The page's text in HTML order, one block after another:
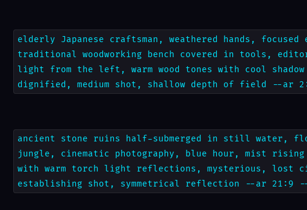
elderly Japanese craftsman, weathered hands,
traditional woodworking bench covered in tools,
light from the left, warm wood tones with cool
dignified, medium shot, shallow depth of field --ar
ancient stone ruins half-submerged in still water,
jungle, cinematic photography, blue hour, mist
with warm torch light reflections, mysterious, lost
establishing shot, symmetrical reflection --ar 21:9